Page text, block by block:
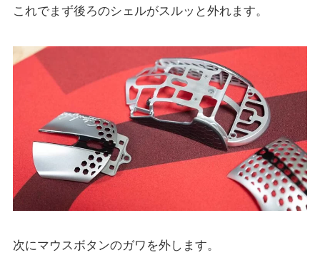
これでまず後ろのシェルがスルッと外れます。
次にマウスボタンのガワを外します。